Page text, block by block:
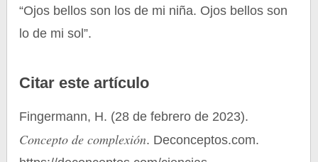
“Ojos bellos son los de mi niña. Ojos bellos son
lo de mi sol”.
Citar este artículo
Fingermann, H. (28 de febrero de 2023).
Concepto de complexión. Deconceptos.com.